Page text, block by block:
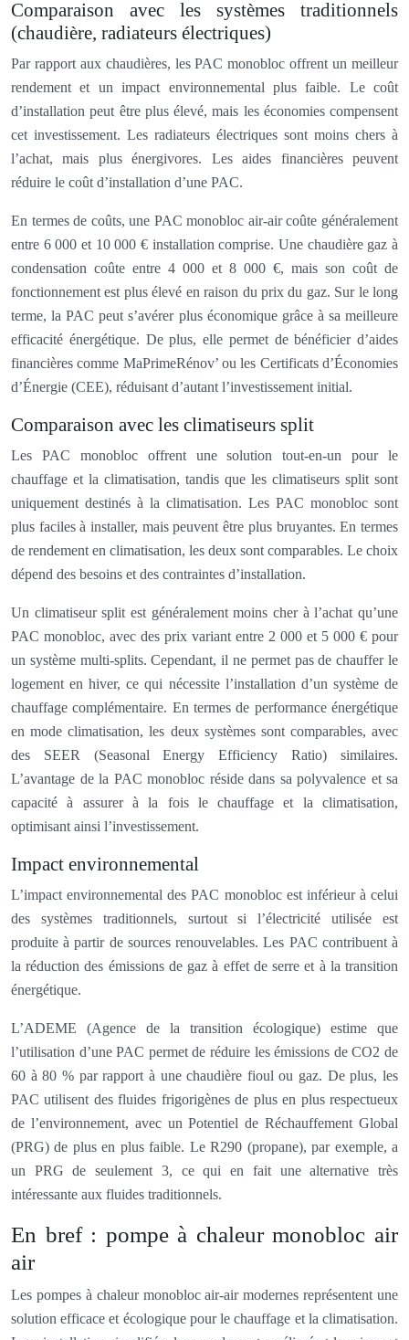
Comparaison avec les systèmes traditionnels
(chaudière, radiateurs électriques)
Par rapport aux chaudières, les PAC monobloc offrent un meilleur
rendement et un impact environnemental plus faible. Le coût
d’installation peut être plus élevé, mais les économies compensent
cet investissement. Les radiateurs électriques sont moins chers à
l’achat, mais plus énergivores. Les aides financières peuvent
réduire le coût d’installation d’une PAC.
En termes de coûts, une PAC monobloc air-air coûte généralement
entre 6 000 et 10 000 € installation comprise. Une chaudière gaz à
condensation coûte entre 4 000 et 8 000 €, mais son coût de
fonctionnement est plus élevé en raison du prix du gaz. Sur le long
terme, la PAC peut s’avérer plus économique grâce à sa meilleure
efficacité énergétique. De plus, elle permet de bénéficier d’aides
financières comme MaPrimeRénov’ ou les Certificats d’Économies
d’Énergie (CEE), réduisant d’autant l’investissement initial.
Comparaison avec les climatiseurs split
Les PAC monobloc offrent une solution tout-en-un pour le
chauffage et la climatisation, tandis que les climatiseurs split sont
uniquement destinés à la climatisation. Les PAC monobloc sont
plus faciles à installer, mais peuvent être plus bruyantes. En termes
de rendement en climatisation, les deux sont comparables. Le choix
dépend des besoins et des contraintes d’installation.
Un climatiseur split est généralement moins cher à l’achat qu’une
PAC monobloc, avec des prix variant entre 2 000 et 5 000 € pour
un système multi-splits. Cependant, il ne permet pas de chauffer le
logement en hiver, ce qui nécessite l’installation d’un système de
chauffage complémentaire. En termes de performance énergétique
en mode climatisation, les deux systèmes sont comparables, avec
des SEER (Seasonal Energy Efficiency Ratio) similaires.
L’avantage de la PAC monobloc réside dans sa polyvalence et sa
capacité à assurer à la fois le chauffage et la climatisation,
optimisant ainsi l’investissement.
Impact environnemental
L’impact environnemental des PAC monobloc est inférieur à celui
des systèmes traditionnels, surtout si l’électricité utilisée est
produite à partir de sources renouvelables. Les PAC contribuent à
la réduction des émissions de gaz à effet de serre et à la transition
énergétique.
L’ADEME (Agence de la transition écologique) estime que
l’utilisation d’une PAC permet de réduire les émissions de CO2 de
60 à 80 % par rapport à une chaudière fioul ou gaz. De plus, les
PAC utilisent des fluides frigorigènes de plus en plus respectueux
de l’environnement, avec un Potentiel de Réchauffement Global
(PRG) de plus en plus faible. Le R290 (propane), par exemple, a
un PRG de seulement 3, ce qui en fait une alternative très
intéressante aux fluides traditionnels.
En bref : pompe à chaleur monobloc air
air
Les pompes à chaleur monobloc air-air modernes représentent une
solution efficace et écologique pour le chauffage et la climatisation.